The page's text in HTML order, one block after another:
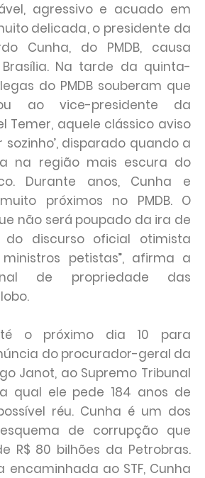
agressivo e acuado em
delicada, o presidente da
Cunha, do PMDB, causa
Na tarde da quinta-
do PMDB souberam que
ao vice-presidente da
Temer, aquele clássico aviso
sozinho’, disparado quando a
na região mais escura do
Durante anos, Cunha e
próximos no PMDB. O
não será poupado da ira de
do discurso oficial otimista
petistas”, afirma a
de propriedade das
o próximo dia 10 para
do procurador-geral da
Janot, ao Supremo Tribunal
qual ele pede 184 anos de
réu. Cunha é um dos
de corrupção que
R$ 80 bilhões da Petrobras.
encaminhada ao STF, Cunha